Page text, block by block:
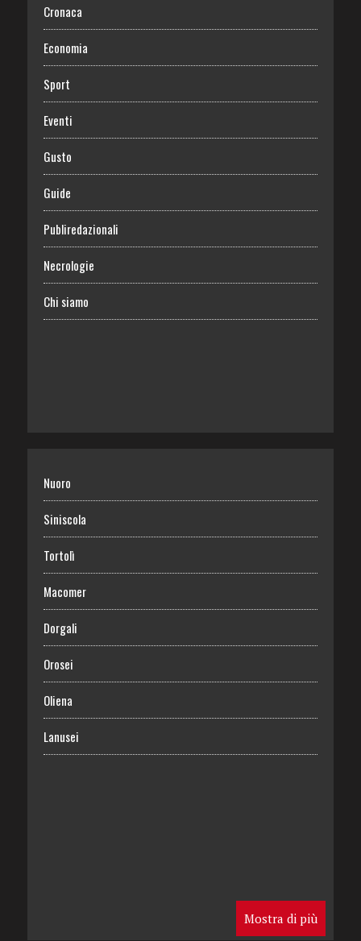
Cronaca
Economia
Sport
Eventi
Gusto
Guide
Publiredazionali
Necrologie
Chi siamo
Nuoro
Siniscola
Tortolì
Macomer
Dorgali
Orosei
Oliena
Lanusei
Mostra di più